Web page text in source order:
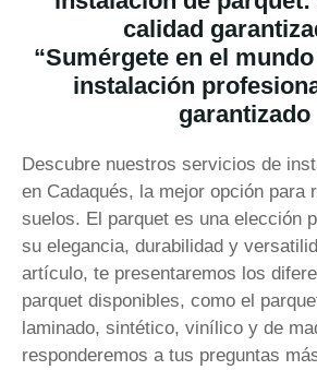
calidad
“Sumérgete en el
instalación
garantizado
Descubre nuestros servicios de
en Cadaqués, la mejor opción para
suelos. El parquet es una elección
su elegancia, durabilidad y
artículo, te presentaremos los
parquet disponibles, como el
laminado, sintético, vinílico y de
responderemos a tus preguntas